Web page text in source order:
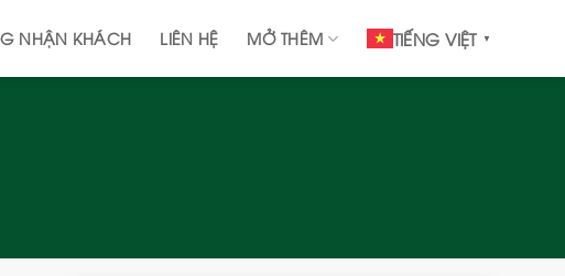
NHẬN KHÁCH LIÊN HỆ MỞ THÊM TIẾNG VIỆT ▼